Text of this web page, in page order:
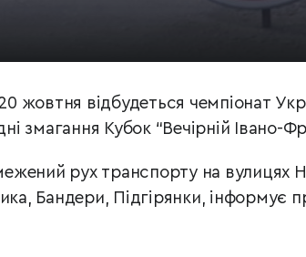
жовтня відбудеться чемпіонат
змагання Кубок “Вечірній Івано-
рух транспорту на вулицях
Бандери, Підгірянки, інформує